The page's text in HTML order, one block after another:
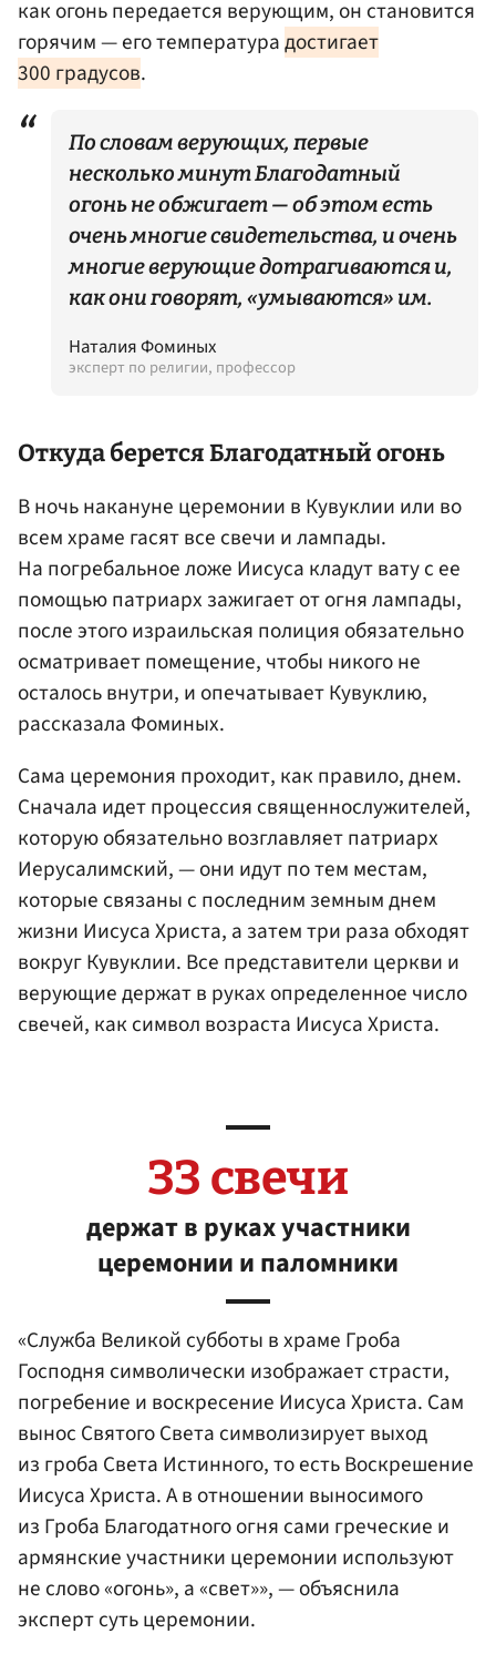
как огонь передается верующим, он становится
горячим — его температурадостигает
300 градусов.
По словам верующих, первые
несколько минут Благодатный
огонь не обжигает — об этом есть
очень многие свидетельства, и очень
многие верующие дотрагиваются и,
как они говорят, «умываются» им.
Наталия Фоминых
эксперт по религии, профессор
Откуда берется Благодатный огонь
В ночь накануне церемонии в Кувуклии или во
всем храме гасят все свечи и лампады.
На погребальное ложе Иисуса кладут ватус ее
помощью патриарх зажигает от огня лампады,
после этого израильская полиция обязательно
осматривает помещение, чтобы никого не
осталось внутри, и опечатывает Кувуклию,
рассказала Фоминых.
Сама церемония проходит, как правило, днем.
Сначала идет процессия священнослужителей,
которую обязательно возглавляет патриарх
Иерусалимский, — они идут по тем местам,
которые связаны с последним земным днем
жизни Иисуса Христа, а затем три раза обходят
вокруг Кувуклии. Все представители церкви и
верующие держат в руках определенное число
свечей, как символ возраста Иисуса Христа.
33 свечи
держат в руках участники
церемонии и паломники
«Служба Великой субботы в храме Гроба
Господня символически изображает страсти,
погребение и воскресение Иисуса Христа. Сам
вынос Святого Света символизирует выход
из гроба Света Истинного, то есть Воскрешение
Иисуса Христа. А в отношении выносимого
из Гроба Благодатного огня сами греческие и
армянские участники церемонии используют
не слово «огонь», а «свет»», — объяснила
эксперт суть церемонии.